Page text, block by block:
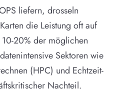
liefern, drosseln
die Leistung oft auf
20% der möglichen
Sektoren wie
(HPC) und Echtzeit-
Nachteil.